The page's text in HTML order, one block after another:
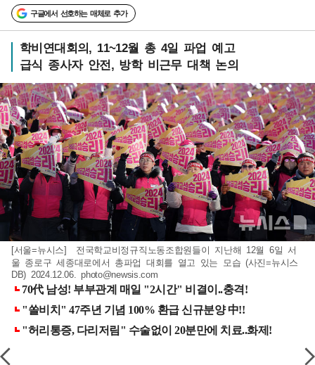
구글에서 선호하는 매체로 추가
학비연대회의, 11~12월 총 4일 파업 예고
급식 종사자 안전, 방학 비근무 대책 논의
[서울=뉴시스] 전국학교비정규직노동조합원들이 지난해 12월 6일 서
울 종로구 세종대로에서 총파업 대회를 열고 있는 모습 (사진=뉴시스
DB) 2024.12.06.photo@newsis.com